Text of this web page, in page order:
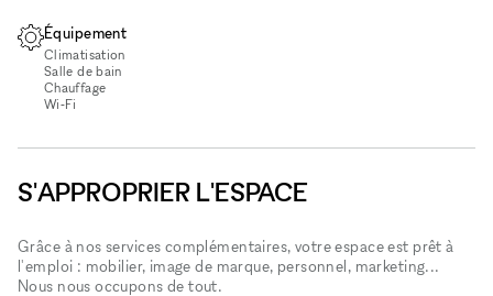
Équipement
Climatisation
Salle de bain
Chauffage
Wi‑Fi
S'APPROPRIER L'ESPACE
Grâce à nos services complémentaires, votre espace est prêt à
l'emploi : mobilier, image de marque, personnel, marketing...
Nous nous occupons de tout.